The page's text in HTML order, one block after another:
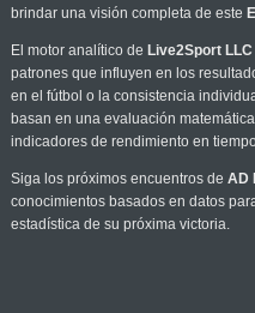
brindar una visión completa de este
El motor analítico de Live2Sport LLC
patrones que influyen en los
en el fútbol o la consistencia
basan en una evaluación
indicadores de rendimiento en
Siga los próximos encuentros de AD
conocimientos basados en datos
estadística de su próxima victoria.